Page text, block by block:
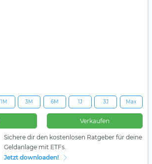
1M 3M 6M 1J 3J Max
Verkaufen
Sichere dir den kostenlosen Ratgeber für deine
Geldanlage mit ETFs.
Jetzt downloaden!